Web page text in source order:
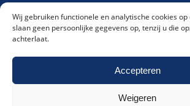
Wij gebruiken functionele en analytische cookies op
slaan geen persoonlijke gegevens op, tenzij u die
achterlaat.
Accepteren
Weigeren
Disclaimer
Privacy & Cookies
Meld je aan voor onze
Akkoord met onsprivacybeleid